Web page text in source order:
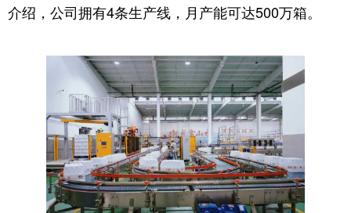
介绍，公司拥有4条生产线，月产能可达500万箱。